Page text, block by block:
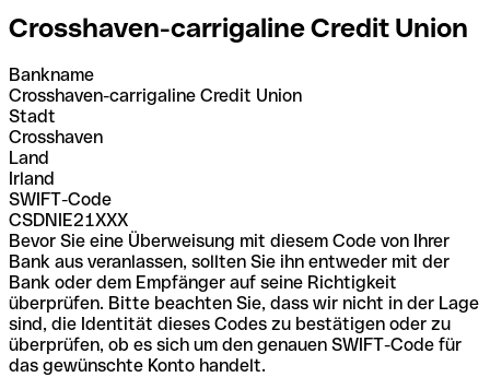
Crosshaven-carrigaline Credit Union
Bankname
Crosshaven-carrigaline Credit Union
Stadt
Crosshaven
Land
Irland
SWIFT-Code
CSDNIE21XXX
Bevor Sie eine Überweisung mit diesem Code von Ihrer
Bank aus veranlassen, sollten Sie ihn entweder mit der
Bank oder dem Empfänger auf seine Richtigkeit
überprüfen. Bitte beachten Sie, dass wir nicht in der Lage
sind, die Identität dieses Codes zu bestätigen oder zu
überprüfen, ob es sich um den genauen SWIFT-Code für
das gewünschte Konto handelt.